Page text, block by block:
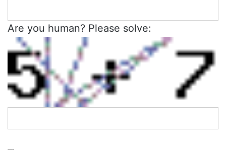
Are you human? Please solve: